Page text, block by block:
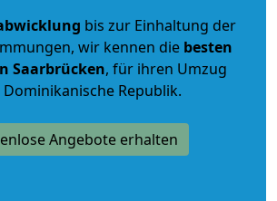
bis zur Einhaltung der
wir kennen die besten
Saarbrücken, für ihren Umzug
Dominikanische Republik.
Angebote erhalten